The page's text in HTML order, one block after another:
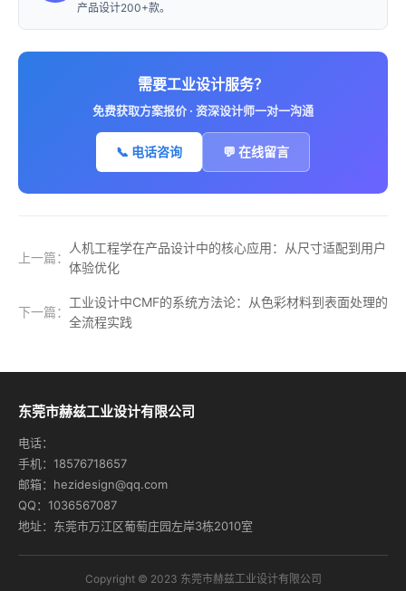
产品设计200+款。
需要工业设计服务？
免费获取方案报价 · 资深设计师一对一沟通
📞 电话咨询 💬 在线留言
上一篇：
人机工程学在产品设计中的核心应用：从尺寸适配到用户
体验优化
下一篇：
工业设计中CMF的系统方法论：从色彩材料到表面处理的
全流程实践
东莞市赫兹工业设计有限公司
电话：
手机：18576718657
邮箱：hezidesign@qq.com
QQ：1036567087
地址：东莞市万江区葡萄庄园左岸3栋2010室
Copyright © 2023 东莞市赫兹工业设计有限公司